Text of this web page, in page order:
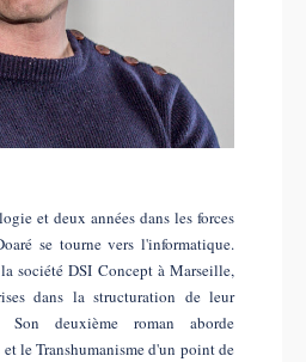
et deux années dans les forces
se tourne vers l'informatique.
société DSI Concept à Marseille,
dans la structuration de leur
Son deuxième roman aborde
le Transhumanisme d'un point de